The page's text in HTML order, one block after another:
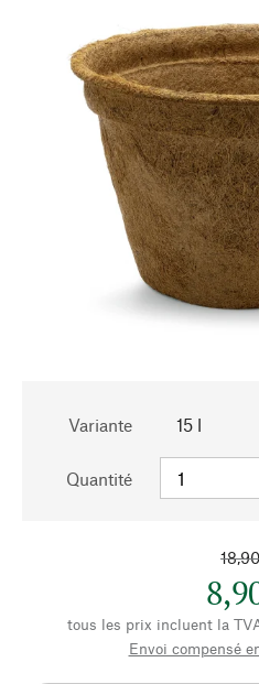
Variante 15 l
Quantité
tous les prix incluent la
Envoi compensé